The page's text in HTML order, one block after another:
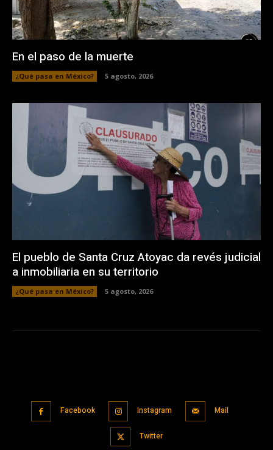
En el paso de la muerte
¿Qué pasa en México? 5 agosto, 2026
El pueblo de Santa Cruz Atoyac da revés judicial
a inmobiliaria en su territorio
¿Qué pasa en México? 5 agosto, 2026
Facebook Instagram Mail
Twitter